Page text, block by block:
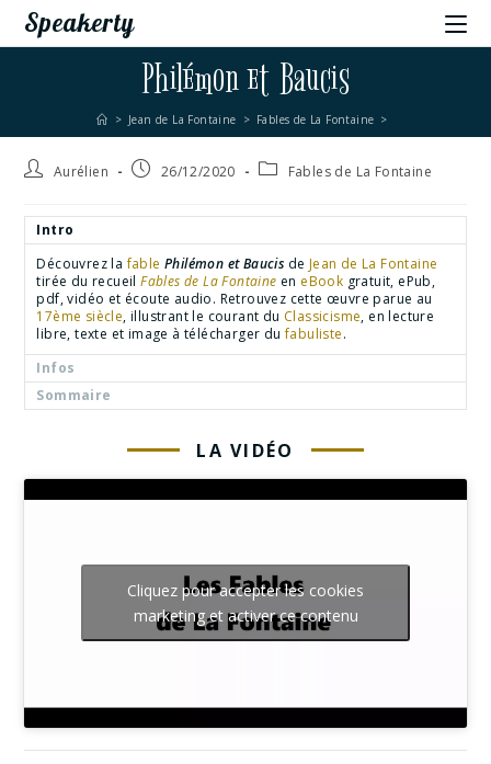
Speakerty
Philémon et Baucis
> Jean de La Fontaine > Fables de La Fontaine >
Aurélien 26/12/2020 Fables de La Fontaine
Intro
Découvrez lafable Philémon et Baucis de Jean de La Fontaine
tirée du recueilFables de La Fontaine en eBook gratuit, ePub,
pdf, vidéo et écoute audio. Retrouvez cette œuvre parue au
17ème siècle, illustrant le courant du Classicisme, en lecture
libre, texte et image à télécharger dufabuliste.
Infos
Sommaire
LA VIDÉO
Cliquez pour accepter les cookies
marketing et activer ce contenu